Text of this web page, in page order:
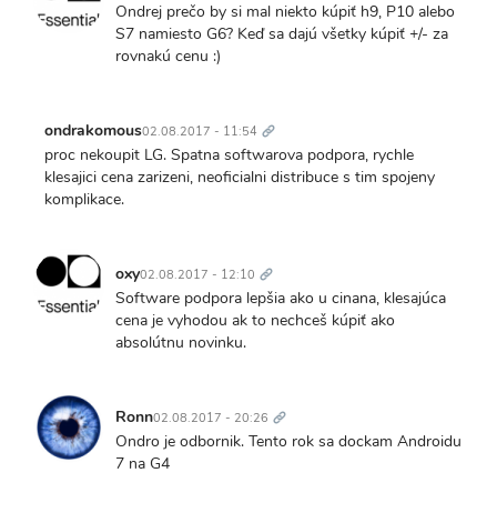
Ondrej prečo by si mal niekto kúpiť h9, P10 alebo
S7 namiesto G6? Keď sa dajú všetky kúpiť +/- za
rovnakú cenu :)
ondrakomous02.08.2017 - 11:54 odkaz
proc nekoupit LG. Spatna softwarova podpora, rychle
klesajici cena zarizeni, neoficialni distribuce s tim spojeny
komplikace.
oxy02.08.2017 - 12:10 odkaz
Software podpora lepšia ako u cinana, klesajúca
cena je vyhodou ak to nechceš kúpiť ako
absolútnu novinku.
Ronn02.08.2017 - 20:26 odkaz
Ondro je odbornik. Tento rok sa dockam Androidu
7 na G4